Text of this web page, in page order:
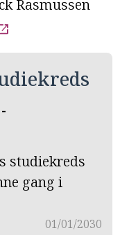
Rasmussen
studiekreds
gang i
01/01/2030